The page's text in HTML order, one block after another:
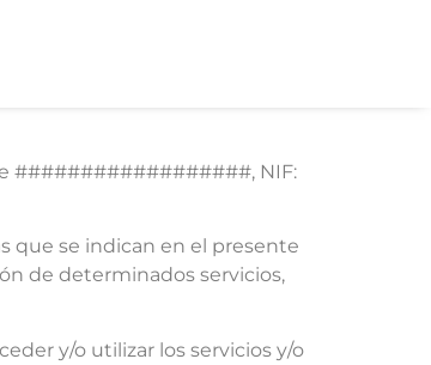
##################, NIF:
que se indican en el presente
de determinados servicios,
y/o utilizar los servicios y/o